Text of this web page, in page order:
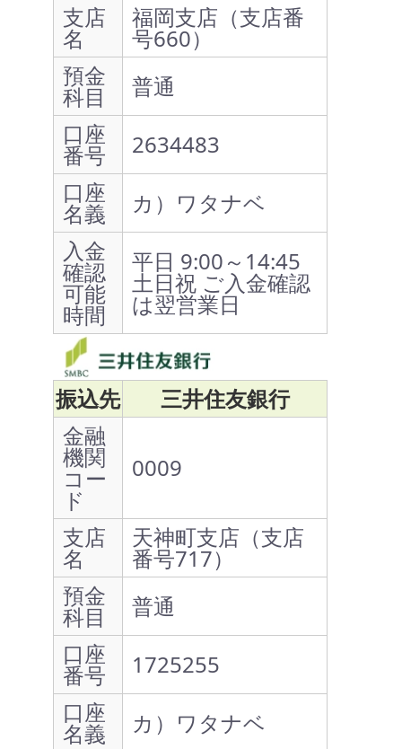
支店
名
福岡支店（支店番
号660）
預金
科目
普通
口座
番号
2634483
口座
名義
カ）ワタナベ
入金
確認
可能
時間
平日 9:00～14:45
土日祝 ご入金確認
は翌営業日
振込先
三井住友銀行
金融
機関
コー
ド
0009
支店
名
天神町支店（支店
番号717）
預金
科目
普通
口座
番号
1725255
口座
名義
カ）ワタナベ